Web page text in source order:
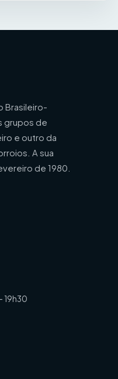
Brasileiro-
grupos de
e outro da
A sua
de 1980.
19h30